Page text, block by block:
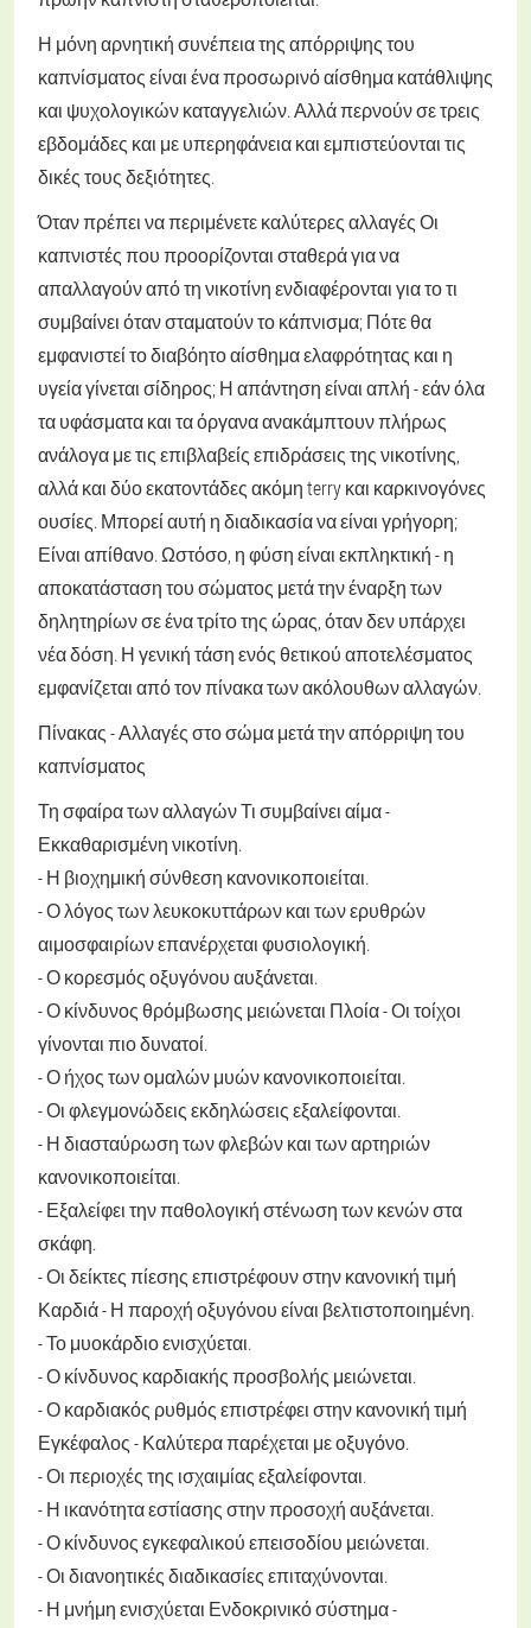
Η μόνη αρνητική συνέπεια της απόρριψης του
καπνίσματος είναι ένα προσωρινό αίσθημα κατάθλιψης
και ψυχολογικών καταγγελιών. Αλλά περνούν σε τρεις
εβδομάδες και με υπερηφάνεια και εμπιστεύονται τις
δικές τους δεξιότητες.
Όταν πρέπει να περιμένετε καλύτερες αλλαγέςΟι
καπνιστές που προορίζονται σταθερά για να
απαλλαγούν από τη νικοτίνη ενδιαφέρονται για το τι
συμβαίνει όταν σταματούν το κάπνισμα; Πότε θα
εμφανιστεί το διαβόητο αίσθημα ελαφρότητας και η
υγεία γίνεται σίδηρος; Η απάντηση είναι απλή - εάν όλα
τα υφάσματα και τα όργανα ανακάμπτουν πλήρως
ανάλογα με τις επιβλαβείς επιδράσεις της νικοτίνης,
αλλά και δύο εκατοντάδες ακόμη terry και καρκινογόνες
ουσίες. Μπορεί αυτή η διαδικασία να είναι γρήγορη;
Είναι απίθανο. Ωστόσο, η φύση είναι εκπληκτική - η
αποκατάσταση του σώματος μετά την έναρξη των
δηλητηρίων σε ένα τρίτο της ώρας, όταν δεν υπάρχει
νέα δόση. Η γενική τάση ενός θετικού αποτελέσματος
εμφανίζεται από τον πίνακα των ακόλουθων αλλαγών.
Πίνακας - Αλλαγές στο σώμα μετά την απόρριψη του
καπνίσματος
Τη σφαίρα των αλλαγώνΤι συμβαίνειαίμα-
Εκκαθαρισμένη νικοτίνη.
- Η βιοχημική σύνθεση κανονικοποιείται.
- Ο λόγος των λευκοκυττάρων και των ερυθρών
αιμοσφαιρίων επανέρχεται φυσιολογική.
- Ο κορεσμός οξυγόνου αυξάνεται.
- Ο κίνδυνος θρόμβωσης μειώνεται Πλοία- Οι τοίχοι
γίνονται πιο δυνατοί.
- Ο ήχος των ομαλών μυών κανονικοποιείται.
- Οι φλεγμονώδεις εκδηλώσεις εξαλείφονται.
- Η διασταύρωση των φλεβών και των αρτηριών
κανονικοποιείται.
- Εξαλείφει την παθολογική στένωση των κενών στα
σκάφη.
- Οι δείκτες πίεσης επιστρέφουν στην κανονική τιμή
Καρδιά- Η παροχή οξυγόνου είναι βελτιστοποιημένη.
- Το μυοκάρδιο ενισχύεται.
- Ο κίνδυνος καρδιακής προσβολής μειώνεται.
- Ο καρδιακός ρυθμός επιστρέφει στην κανονική τιμή
Εγκέφαλος- Καλύτερα παρέχεται με οξυγόνο.
- Οι περιοχές της ισχαιμίας εξαλείφονται.
- Η ικανότητα εστίασης στην προσοχή αυξάνεται.
- Ο κίνδυνος εγκεφαλικού επεισοδίου μειώνεται.
- Οι διανοητικές διαδικασίες επιταχύνονται.
- Η μνήμη ενισχύεται Ενδοκρινικό σύστημα-